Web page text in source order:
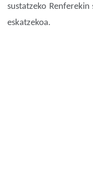
sustatzeko
eskatzekoa.